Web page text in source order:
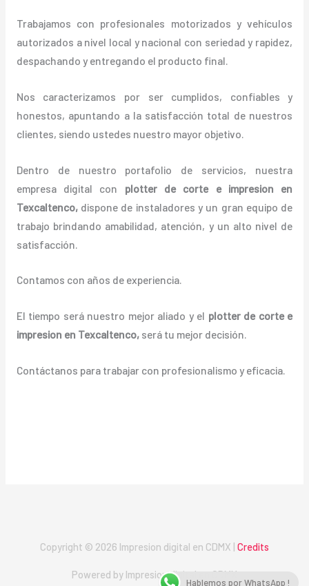
Trabajamos con profesionales motorizados y vehículos
autorizados a nivel local y nacional con seriedad y rapidez,
despachando y entregando el producto final.
Nos caracterizamos por ser cumplidos, confiables y
honestos, apuntando a la satisfacción total de nuestros
clientes, siendo ustedes nuestro mayor objetivo.
Dentro de nuestro portafolio de servicios, nuestra
empresa digital con plotter de corte e impresion en
Texcaltenco,dispone de instaladores y un gran equipo de
trabajo brindando amabilidad, atención, y un alto nivel de
satisfacción.
Contamos con años de experiencia.
El tiempo será nuestro mejor aliado y el plotter de corte e
impresion en Texcaltenco, será tu mejor decisión.
Contáctanos para trabajar con profesionalismo y eficacia.
Copyright © 2026 Impresion digital en CDMX | Credits
Powered by Impresion digital en CDMX
Hablemos por WhatsApp !